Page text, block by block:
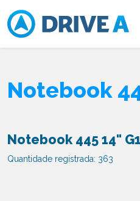
Notebook
Notebook 445 14"
Quantidade registrada: 363